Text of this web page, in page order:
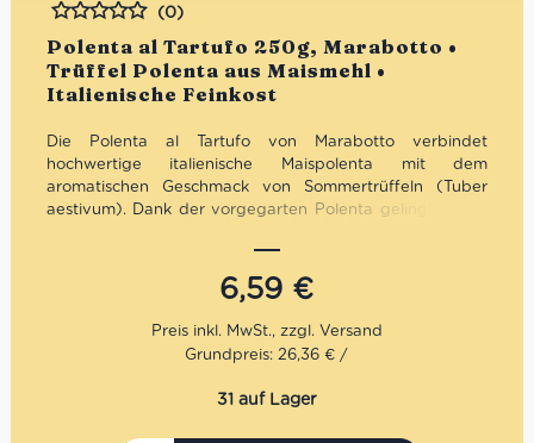
Polenta al Tartufo 250g, Marabotto •
Trüffel Polenta aus Maismehl •
Italienische Feinkost
Bewertet
(0)
Die Polenta al Tartufo von Marabotto verbindet
hochwertige italienische Maispolenta mit dem
aromatischen Geschmack von Sommertrüffeln (Tuber
aestivum). Dank der vorgegarten Polenta gelingt dieses
Duft der italienischen Trüffelküche direkt auf den Teller.
Perfekt als elegante Beilage oder als raffinierte
Hauptspeise für Liebhaber mediterraner Feinkost.
6,59 €
Grundpreis: 26,36 € /
31 auf Lager